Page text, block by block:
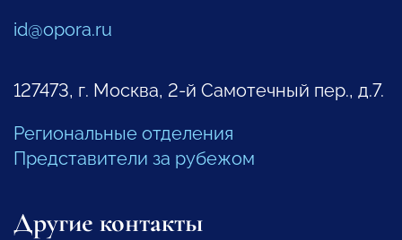
id@opora.ru
127473, г. Москва, 2-й Самотечный пер., д.7.
Региональные отделения
Представители за рубежом
Другие контакты